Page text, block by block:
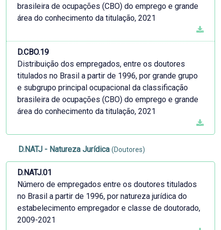
brasileira de ocupações (CBO) do emprego e grande
área do conhecimento da titulação, 2021
D.CBO.19
Distribuição dos empregados, entre os doutores
titulados no Brasil a partir de 1996, por grande grupo
e subgrupo principal ocupacional da classificação
brasileira de ocupações (CBO) do emprego e grande
área do conhecimento da titulação, 2021
D.NATJ - Natureza Jurídica (Doutores)
D.NATJ.01
Número de empregados entre os doutores titulados
no Brasil a partir de 1996, por natureza jurídica do
estabelecimento empregador e classe de doutorado,
2009-2021